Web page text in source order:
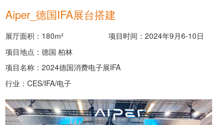
Aiper_德国IFA展台搭建
展厅面积：180m²
项目时间：2024年9月6-10日
项目地点：德国 柏林
项目名称：2024德国消费电子展IFA
行业：CES/IFA/电子